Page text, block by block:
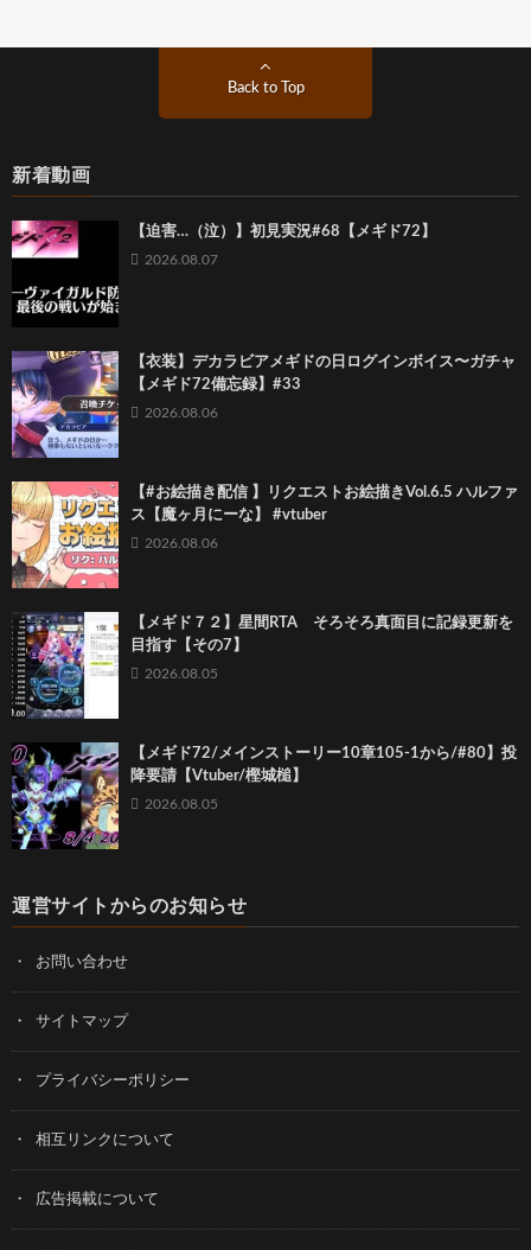
Back to Top
新着動画
【迫害…（泣）】初見実況#68【メギド72】
2026.08.07
【衣装】デカラビアメギドの日ログインボイス〜ガチャ
【メギド72備忘録】#33
2026.08.06
【#お絵描き配信 】リクエストお絵描きVol.6.5 ハルファ
ス【魔ヶ月にーな】 #vtuber
2026.08.06
【メギド７２】星間RTA そろそろ真面目に記録更新を
目指す【その7】
2026.08.05
【メギド72/メインストーリー10章105-1から/#80】投
降要請【Vtuber/樫城槌】
2026.08.05
運営サイトからのお知らせ
お問い合わせ
サイトマップ
プライバシーポリシー
相互リンクについて
広告掲載について